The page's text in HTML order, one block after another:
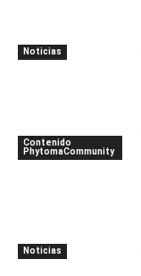
Noticias
Contenido
PhytomaCommunity
Noticias